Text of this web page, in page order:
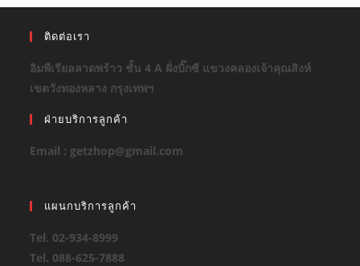
ติดต่อเรา
อิมพีเรียลลาดพร้าว ชั้น 4 A ฝั่งบิ๊กซี แขวงคลองเจ้าคุณสิงห์
เขตวังทองหลาง กรุงเทพฯ
ฝ่ายบริการลูกค้า
Email : getzhop@gmail.com
แผนกบริการลูกค้า
Tel. 02-934-8999
Tel. 088-625-7888